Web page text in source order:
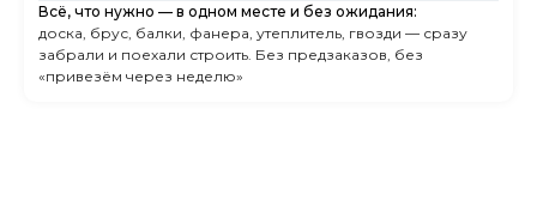
Всё, что нужно — в одном месте и без ожидания:
доска, брус, балки, фанера, утеплитель, гвозди — сразу
забрали и поехали строить. Без предзаказов, без
«привезём через неделю»